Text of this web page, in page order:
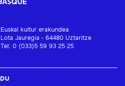
Euskal kultur erakundea
Lota Jauregia - 64480 Uztaritze
Tel: 0 (033)5 59 93 25 25